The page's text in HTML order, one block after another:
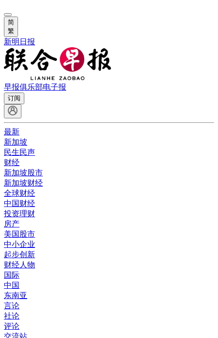
简
繁
新明日报
早报俱乐部电子报
订阅
最新
新加坡
民生民声
财经
新加坡股市
新加坡财经
全球财经
中国财经
投资理财
房产
美国股市
中小企业
起步创新
财经人物
国际
中国
东南亚
言论
社论
评论
交流站